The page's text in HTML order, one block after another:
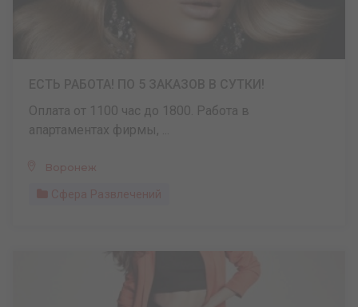
Оплата от 1100 час до 1800. Работа в
апартаментах фирмы, ...
Воронеж
Сфера Развлечений